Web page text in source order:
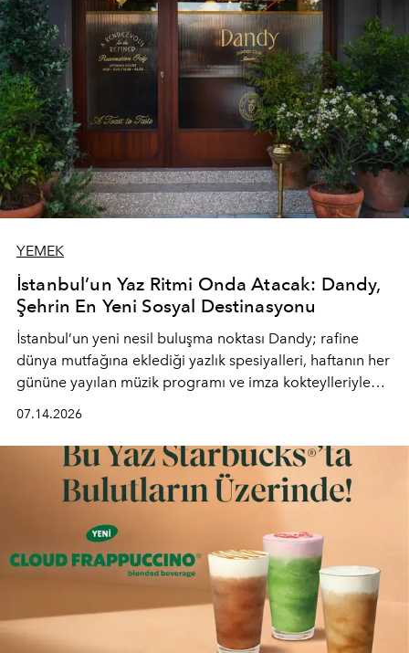
akşamlar, YAZ’ın sade lüks anlayışını gün batımından
geceye taşıyarak her hafta farklı bir deneyim sunuyor.
YEMEK
İstanbul’un Yaz Ritmi Onda Atacak: Dandy,
Şehrin En Yeni Sosyal Destinasyonu
İstanbul’un yeni nesil buluşma noktası Dandy; rafine
dünya mutfağına eklediği yazlık spesiyalleri, haftanın her
gününe yayılan müzik programı ve imza kokteylleriyle
lüks" anlayışıyla buluşturan mekan; gurme lezzetleri, iyi
müziği ve açık havadaki özel puro alanını tek bir çatı
altında sunuyor.
07.14.2026